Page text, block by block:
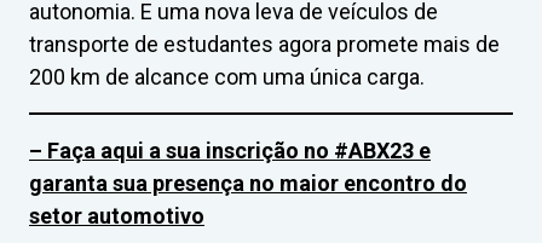
autonomia. E uma nova leva de veículos de
transporte de estudantes agora promete mais de
200 km de alcance com uma única carga.
– Faça aqui a sua inscrição no #ABX23 e
garanta sua presença no maior encontro do
setor automotivo